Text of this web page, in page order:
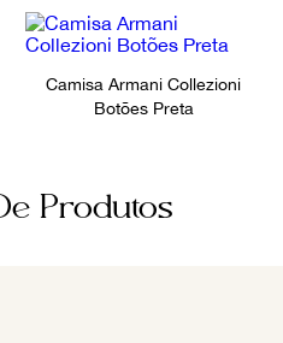
Camisa Armani Collezioni
Botões Preta
Produtos